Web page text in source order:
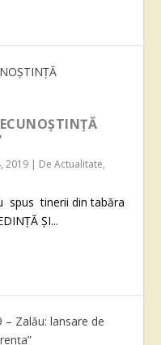
2019 | De Actualitate,
spus tinerii din tabăra
ŞI...